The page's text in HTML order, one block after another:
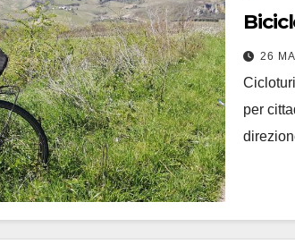
26
per